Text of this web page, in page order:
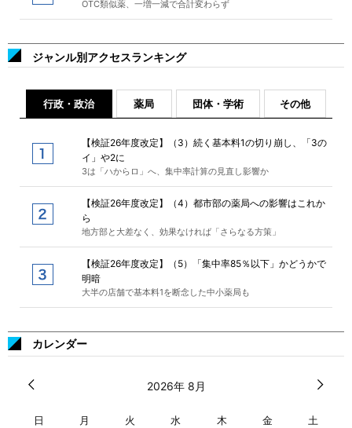
OTC類似薬、一増一減で合計変わらず
ジャンル別アクセスランキング
行政・政治 薬局 団体・学術 その他
【検証26年度改定】（3）続く基本料1の切り崩し、「3の
イ」や2に
3は「ハからロ」へ、集中率計算の見直し影響か
【検証26年度改定】（4）都市部の薬局への影響はこれか
ら
地方部と大差なく、効果なければ「さらなる方策」
【検証26年度改定】（5）「集中率85％以下」かどうかで
明暗
大半の店舗で基本料1を断念した中小薬局も
カレンダー
2026年 8月
日 月 火 水 木 金 土